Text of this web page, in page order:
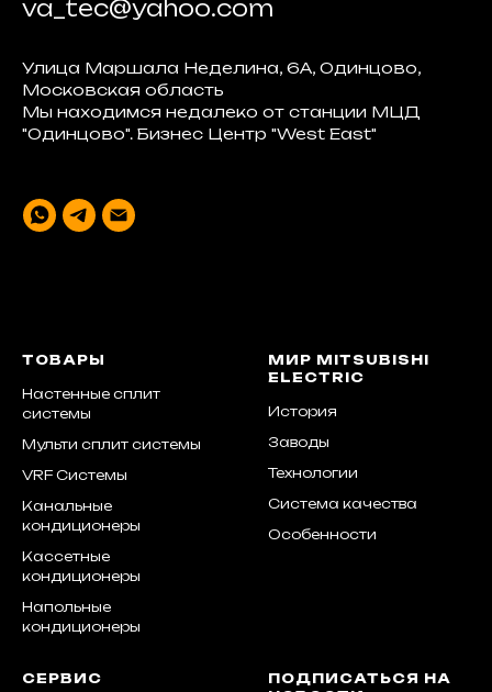
va_tec@yahoo.com
Улица Маршала Неделина, 6А, Одинцово,
Московская область
Мы находимся недалеко от станции МЦД
"Одинцово". Бизнес Центр "West East"
ТОВАРЫ
Настенные сплит
системы
Мульти сплит системы
VRF Системы
Канальные
кондиционеры
Кассетные
кондиционеры
Напольные
кондиционеры
МИР MITSUBISHI
ELECTRIC
История
Заводы
Технологии
Система качества
Особенности
СЕРВИС
ПОДПИСАТЬСЯ НА